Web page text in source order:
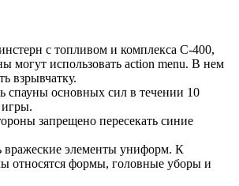
с топливом и комплекса C-400,
могут использовать action menu. В нем
взрывчатку.
спауны основных сил в течении 10
игры.
запрещено пересекать синие
вражеские элементы униформ. К
относятся формы, головные уборы и